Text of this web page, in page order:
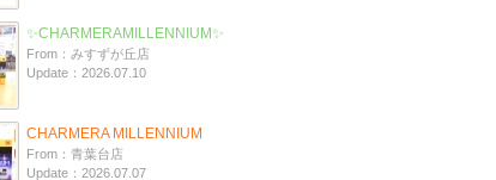
✨CHARMERAMILLENNIUM✨
From：みすずが丘店
Update：2026.07.10
CHARMERA MILLENNIUM
From：青葉台店
Update：2026.07.07